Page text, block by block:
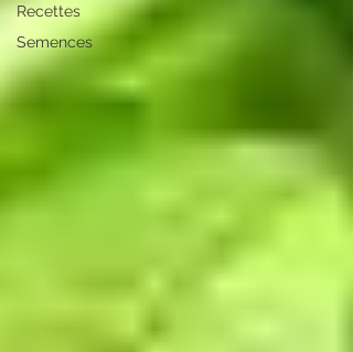
Recettes
Semences